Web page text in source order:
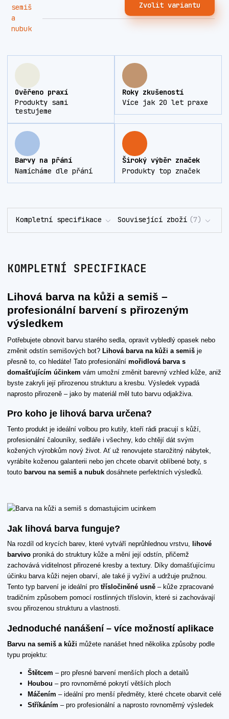
Zvolit variantu
Ověřeno praxí
Produkty sami
testujeme
Roky zkušeností
Více jak 20 let praxe
Barvy na přání
Namícháme dle přání
Široký výběr značek
Produkty top značek
Kompletní specifikace Související zboží 7
KOMPLETNÍ SPECIFIKACE
Lihová barva na kůži a semiš –
profesionální barvení s přirozeným
výsledkem
Potřebujete obnovit barvu starého sedla, opravit vybledlý opasek nebo
změnit odstín semišových bot? Lihová barva na kůži a semiš je
přesně to, co hledáte! Tato profesionální mořidlová barva s
domašťujícím účinkem vám umožní změnit barevný vzhled kůže, aniž
byste zakryli její přirozenou strukturu a kresbu. Výsledek vypadá
naprosto přirozeně – jako by materiál měl tuto barvu odjakživa.
Pro koho je lihová barva určena?
Tento produkt je ideální volbou pro kutily, kteří rádi pracují s kůží,
profesionální čalouníky, sedláře i všechny, kdo chtějí dát svým
kožených výrobkům nový život. Ať už renovujete starožitný nábytek,
vyrábíte koženou galanterii nebo jen chcete obarvit oblíbené boty, s
touto barvou na semiš a nubuk dosáhnete perfektních výsledků.
Jak lihová barva funguje?
Na rozdíl od krycích barev, které vytváří neprůhlednou vrstvu, lihové
barvivo proniká do struktury kůže a mění její odstín, přičemž
zachovává viditelnost přirozené kresby a textury. Díky domašťujícímu
účinku barva kůži nejen obarví, ale také ji vyživí a udržuje pružnou.
Tento typ barvení je ideální pro třísločiněné usně – kůže zpracované
tradičním způsobem pomocí rostlinných tříslovin, které si zachovávají
svou přirozenou strukturu a vlastnosti.
Jednoduché nanášení – více možností aplikace
Barvu na semiš a kůži můžete nanášet hned několika způsoby podle
typu projektu:
Štětcem – pro přesné barvení menších ploch a detailů
Houbou – pro rovnoměrné pokrytí větších ploch
Máčením – ideální pro menší předměty, které chcete obarvit celé
Stříkáním – pro profesionální a naprosto rovnoměrný výsledek